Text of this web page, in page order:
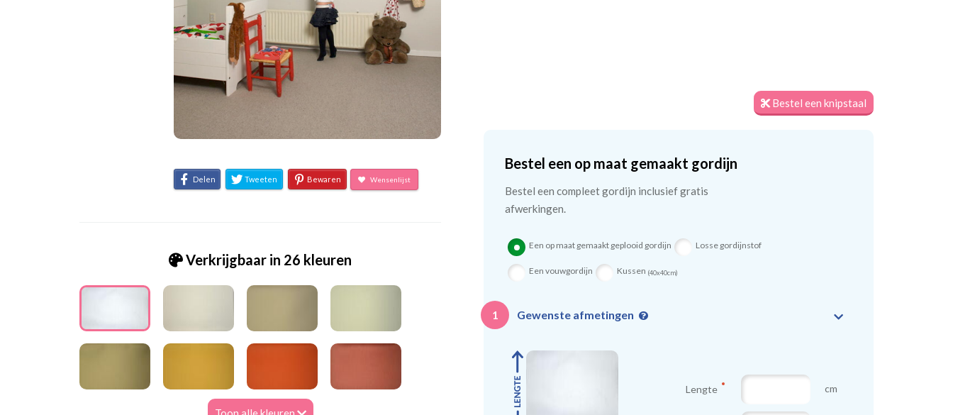
Delen Tweeten Bewaren Wensenlijst
Verkrijgbaar in 26 kleuren
Bestel een knipstaal
Bestel een op maat gemaakt gordijn
Bestel een compleet gordijn inclusief gratis
afwerkingen.
Een op maat gemaakt geplooid gordijn Losse gordijnstof
Een vouwgordijn Kussen (40x40cm)
1 Gewenste afmetingen
Lengte cm